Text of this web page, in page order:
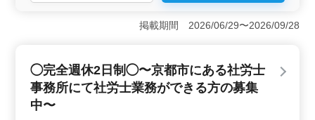
＜週休2日制で働きやすい＞ 週休2日のシフト制で、年
間休日は110日+夏休3日あります。 仕事と私生活のバラ
ンスも取りやすいです。 ＜経験を活かせる環境＞
要な役割を果たすことができます。 ＜福利厚生と通
勤のしやすさ＞ 社会保険が完備されており、車通勤も
可能です。 福利厚生面も充実しており、通勤に関する
負担も少なくすみます。
掲載期間 2026/06/29〜2026/09/28
◯完全週休2日制◯〜京都市にある社労士
事務所にて社労士業務ができる方の募集
中〜